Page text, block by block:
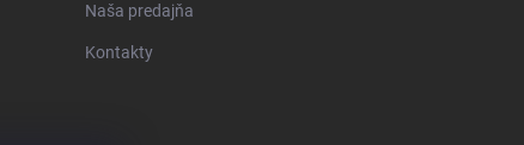
Naša predajňa
Kontakty